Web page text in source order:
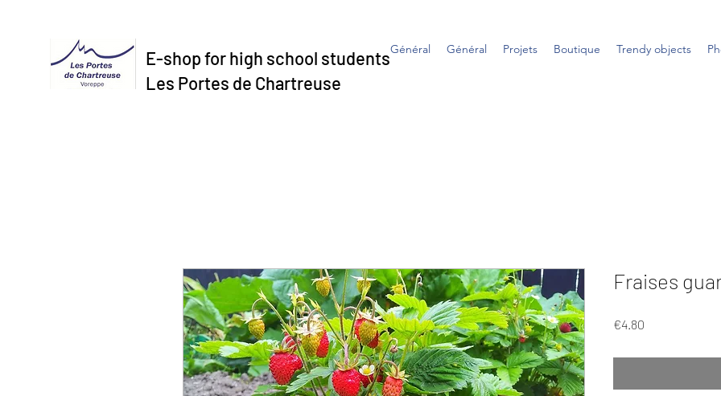
E-shop for high school students
Les Portes de Chartreuse
Général Général Projets Boutique Trendy objects
Fraises
€4.80